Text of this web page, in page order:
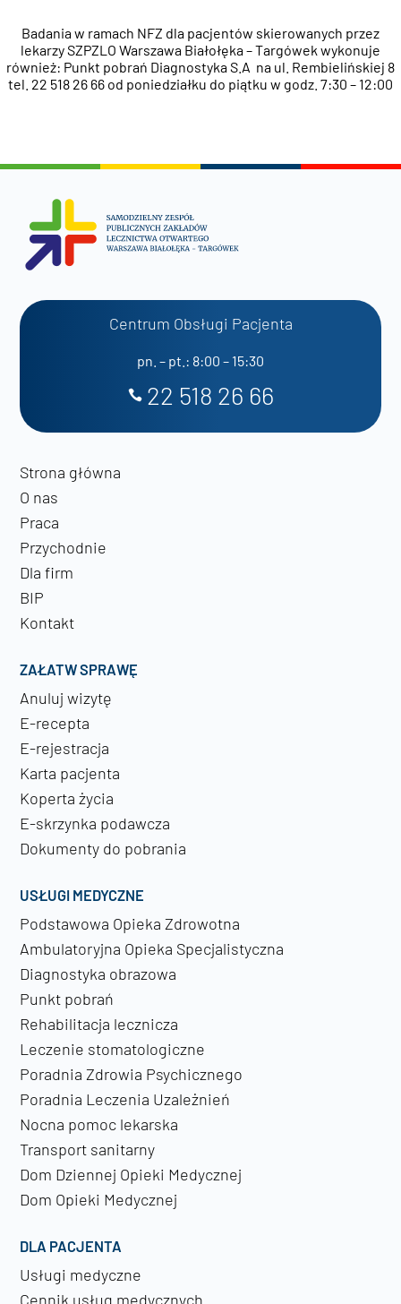
Badania w ramach NFZ dla pacjentów skierowanych przez
lekarzy SZPZLO Warszawa Białołęka – Targówek wykonuje
również: Punkt pobrań Diagnostyka S.A na ul. Rembielińskiej 8
tel. 22 518 26 66 od poniedziałku do piątku w godz. 7:30 – 12:00
Centrum Obsługi Pacjenta
pn. – pt.: 8:00 – 15:30
22 518 26 66
Strona główna
O nas
Praca
Przychodnie
Dla firm
BIP
Kontakt
ZAŁATW SPRAWĘ
Anuluj wizytę
E-recepta
E-rejestracja
Karta pacjenta
Koperta życia
E-skrzynka podawcza
Dokumenty do pobrania
USŁUGI MEDYCZNE
Podstawowa Opieka Zdrowotna
Ambulatoryjna Opieka Specjalistyczna
Diagnostyka obrazowa
Punkt pobrań
Rehabilitacja lecznicza
Leczenie stomatologiczne
Poradnia Zdrowia Psychicznego
Poradnia Leczenia Uzależnień
Nocna pomoc lekarska
Transport sanitarny
Dom Dziennej Opieki Medycznej
Dom Opieki Medycznej
DLA PACJENTA
Usługi medyczne
Cennik usług medycznych